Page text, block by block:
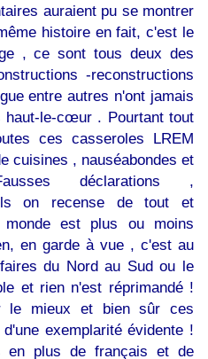
auraient pu se montrer
histoire en fait, c'est le
, ce sont tous deux des
-reconstructions
entre autres n'ont jamais
haut-le-cœur . Pourtant tout
ces casseroles LREM
cuisines , nauséabondes et
déclarations ,
on recense de tout et
est plus ou moins
en garde à vue , c'est au
du Nord au Sud ou le
et rien n'est réprimandé !
le mieux et bien sûr ces
exemplarité évidente !
plus de français et de